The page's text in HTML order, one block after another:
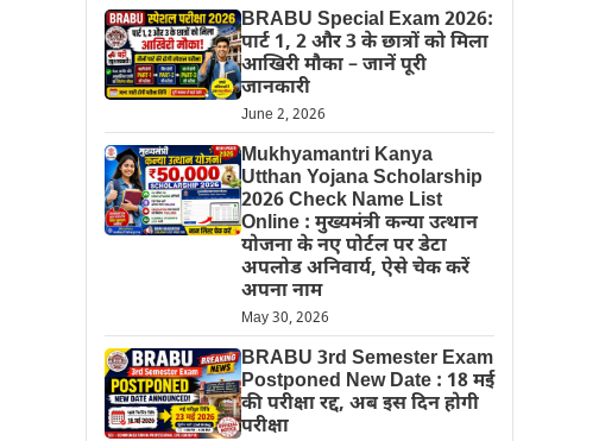
BRABU Special Exam 2026:
पार्ट 1, 2 और 3 के छात्रों को मिला
आखिरी मौका – जानें पूरी
जानकारी
June 2, 2026
Mukhyamantri Kanya
Utthan Yojana Scholarship
2026 Check Name List
Online : मुख्यमंत्री कन्या उत्थान
योजना के नए पोर्टल पर डेटा
अपलोड अनिवार्य, ऐसे चेक करें
अपना नाम
May 30, 2026
BRABU 3rd Semester Exam
Postponed New Date : 18 मई
की परीक्षा रद्द, अब इस दिन होगी
परीक्षा